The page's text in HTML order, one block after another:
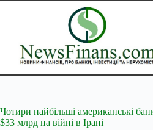
Перейти
Чотири найбільші американські
$33 млрд на війні в Ірані